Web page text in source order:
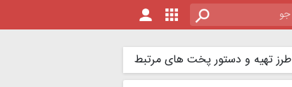
طرز تهیه و دستور پخت های مرتبط